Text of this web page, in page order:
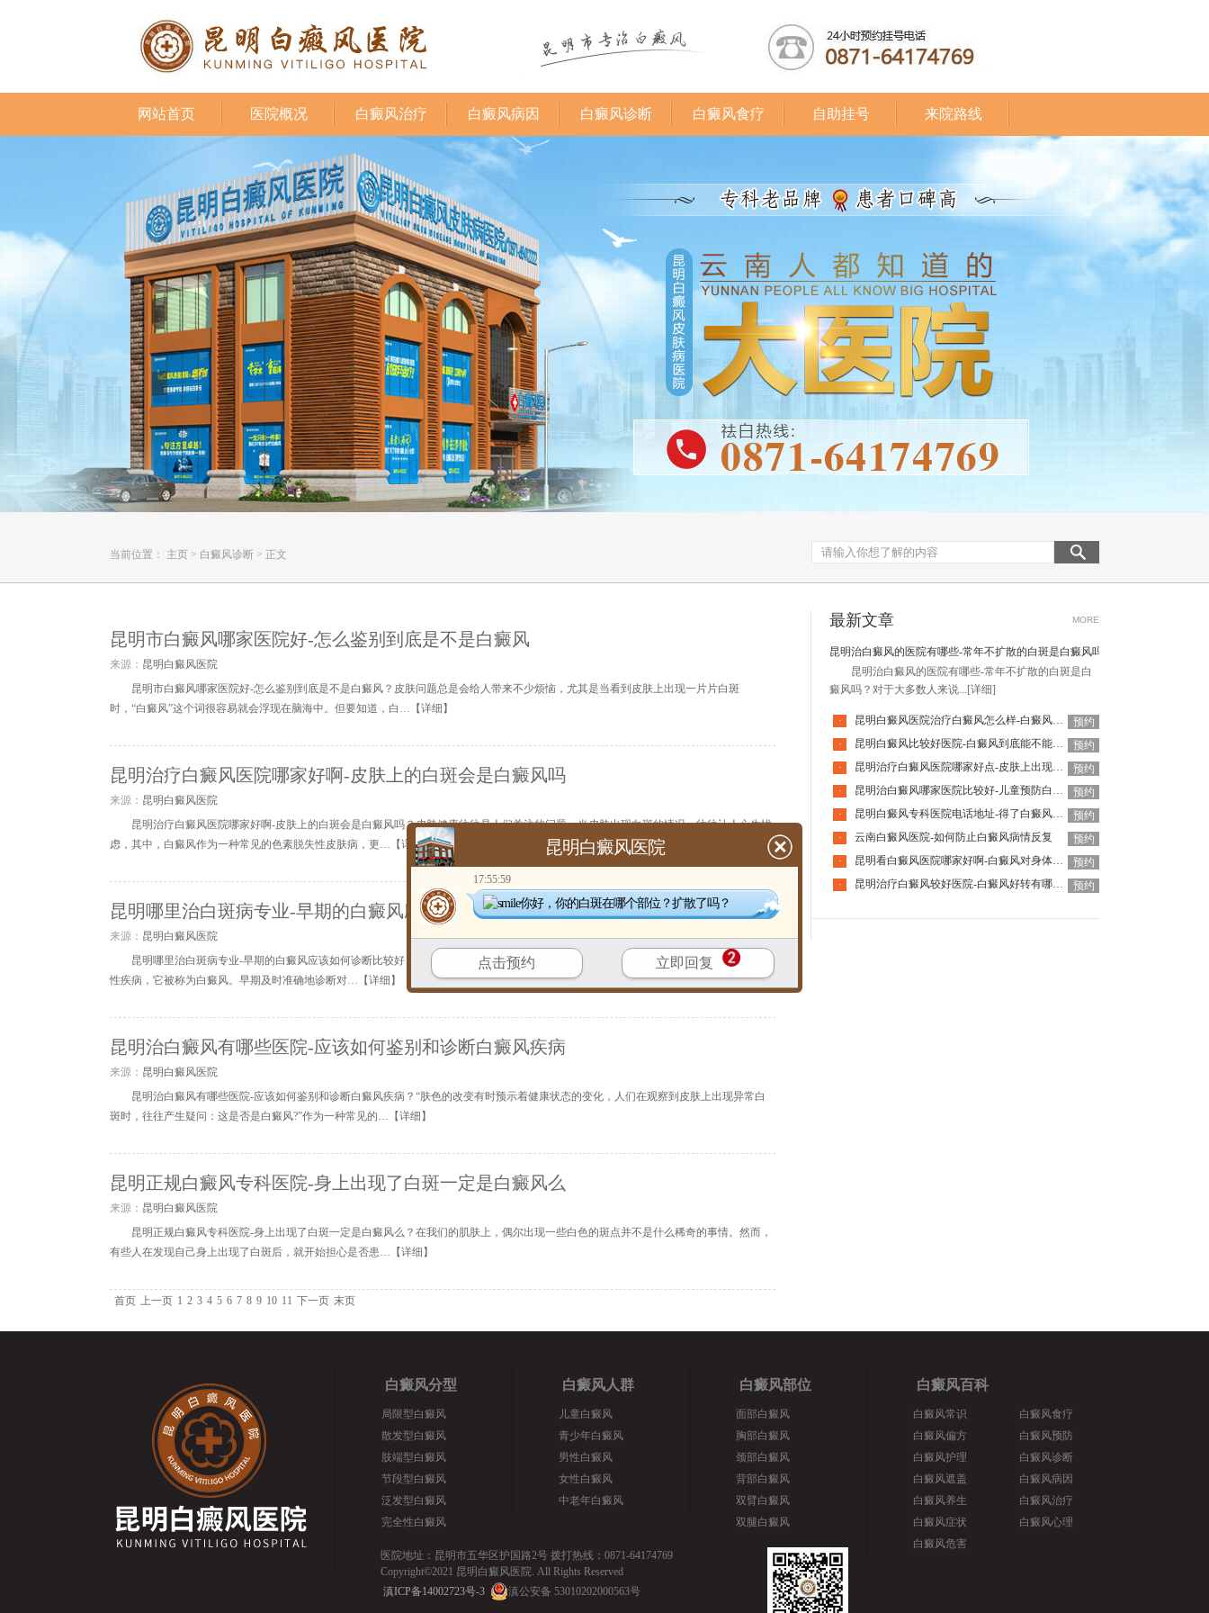
网站首页 医院概况 白癜风治疗 白癜风病因 白癜风诊断 白癜风食疗 自助挂号 来院路线
当前位置： 主页 > 白癜风诊断 > 正文
昆明市白癜风哪家医院好-怎么鉴别到底是不是白癜风
来源： 昆明白癜风医院
昆明市白癜风哪家医院好-怎么鉴别到底是不是白癜风？皮肤问题总是会给人带来不少烦恼，尤其是当看到皮肤上出现一片片白斑
时，“白癜风”这个词很容易就会浮现在脑海中。但要知道，白…【详细 】
昆明治疗白癜风医院哪家好啊-皮肤上的白斑会是白癜风吗
来源： 昆明白癜风医院
昆明治疗白癜风医院哪家好啊-皮肤上的白斑会是白癜风吗？皮肤健康往往是人们关注的问题，当皮肤出现白斑的情况，往往让人心生忧
虑，其中，白癜风作为一种常见的色素脱失性皮肤病，更…【详细】
昆明哪里治白斑病专业-早期的白癜风应该如何诊断比较好
来源： 昆明白癜风医院
昆明哪里治白斑病专业-早期的白癜风应该如何诊断比较好？​在皮肤异常疾病当中，有一种会让肌肤丢失原有色素，形成不规则白斑的慢
性疾病，它被称为白癜风。早期及时准确地诊断对…【详细 】
昆明治白癜风有哪些医院-应该如何鉴别和诊断白癜风疾病
来源： 昆明白癜风医院
昆明治白癜风有哪些医院-应该如何鉴别和诊断白癜风疾病？“肤色的改变有时预示着健康状态的变化，人们在观察到皮肤上出现异常白
斑时，往往产生疑问：这是否是白癜风?”作为一种常见的…【详细 】
昆明正规白癜风专科医院-身上出现了白斑一定是白癜风么
来源： 昆明白癜风医院
昆明正规白癜风专科医院-身上出现了白斑一定是白癜风么？在我们的肌肤上，偶尔出现一些白色的斑点并不是什么稀奇的事情。然而，
有些人在发现自己身上出现了白斑后，就开始担心是否患…【详细 】
首页 上一页 1 2 3 4 5 6 7 8 9 10 11 下一页 末页
最新文章 MORE
昆明治白癜风的医院有哪些-常年不扩散的白斑是白癜风吗
昆明治白癜风的医院有哪些-常年不扩散的白斑是白
癜风吗？对于大多数人来说... [详细]
· 昆明白癜风医院治疗白癜风怎么样-白癜风治疗不见效是怎么回事
预约
·
昆明白癜风比较好医院-白癜风到底能不能治好呢
预约
·
昆明治疗白癜风医院哪家好点-皮肤上出现白斑一定是白癜风吗
预约
·
昆明治白癜风哪家医院比较好-儿童预防白癜风有哪些好方法
预约
·
昆明白癜风专科医院电话地址-得了白癜风会有什么危险
预约
·
云南白癜风医院-如何防止白癜风病情反复
预约
·
昆明看白癜风医院哪家好啊-白癜风对身体的影响有哪些
预约
·
昆明治疗白癜风较好医院-白癜风好转有哪些迹象 预约
白癜风分型
局限型白癜风
散发型白癜风
肢端型白癜风
节段型白癜风
泛发型白癜风
完全性白癜风
白癜风人群
儿童白癜风
青少年白癜风
男性白癜风
女性白癜风
中老年白癜风
白癜风部位
面部白癜风
胸部白癜风
颈部白癜风
背部白癜风
双臂白癜风
双腿白癜风
白癜风百科
白癜风常识
白癜风偏方
白癜风护理
白癜风遮盖
白癜风养生
白癜风症状
白癜风危害
白癜风食疗
白癜风预防
白癜风诊断
白癜风病因
白癜风治疗
白癜风心理
医院地址：昆明市五华区护国路2号 拨打热线：0871-64174769
Copyright©2021 昆明白癜风医院. All Rights Reserved
滇ICP备14002723号-3
滇公安备 53010202000563号
昆明白癜风医院
17:55:59
你好，你的白斑在哪个部位？扩散了吗？
点击预约 立即回复